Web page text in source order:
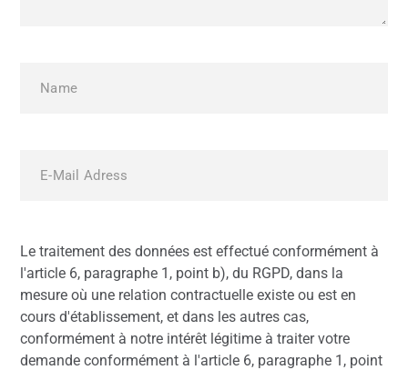
Le traitement des données est effectué conformément à
l'article 6, paragraphe 1, point b), du RGPD, dans la
mesure où une relation contractuelle existe ou est en
cours d'établissement, et dans les autres cas,
conformément à notre intérêt légitime à traiter votre
demande conformément à l'article 6, paragraphe 1, point